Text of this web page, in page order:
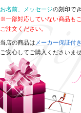
お名前、メッセージの刻印で
※一部対応していない商品も
ご注文ください。
当店の商品は メーカー保証付
ご安心してご購入くださいま